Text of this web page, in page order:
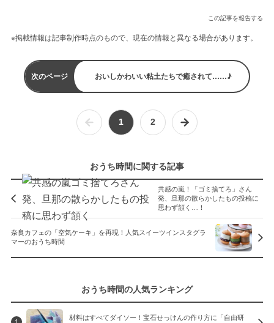
この記事を報告する
※掲載情報は記事制作時点のもので、現在の情報と異なる場合があります。
次のページ おいしかわいい粘土たちで癒されて……♪
1 2
おうち時間に関する記事
共感の嵐！「ゴミ捨てろ」さん
発、旦那の散らかしたもの投稿に
思わず頷く…！
奈良カフェの「空気ケーキ」を再現！人気スイーツインスタグラ
マーのおうち時間
おうち時間の人気ランキング
1 材料はすべてダイソー！宝石せっけんの作り方に「自由研